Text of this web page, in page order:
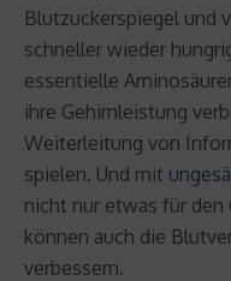
Blutzuckerspiegel und
schneller wieder
essentielle
ihre Gehirnleistung
Weiterleitung von
spielen. Und mit
nicht nur etwas für
können auch die
verbessern.